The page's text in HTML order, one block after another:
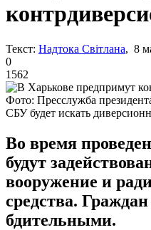
Текст: Надтока Світлана, 8
0
1562
Фото: Пресслужба
СБУ будет искать
Во время
будут
вооружение и
средства.
бдительными.